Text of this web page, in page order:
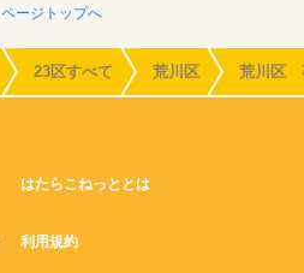
ページトップへ
23区すべて 荒川区 荒川区
はたらこねっととは
利用規約